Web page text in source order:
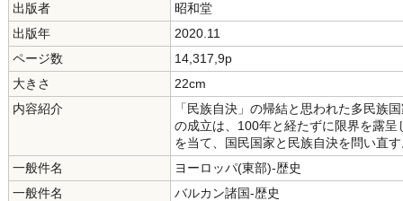
出版者
昭和堂
出版年
2020.11
ページ数
14,317,9p
大きさ
22cm
内容紹介
「民族自決」の帰結と思われた多民族
の成立は、100年と経たずに限界を露
を当て、国民国家と民族自決を問い直
一般件名
ヨーロッパ(東部)-歴史
一般件名
バルカン諸国-歴史